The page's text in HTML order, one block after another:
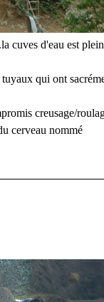
cuves d'eau est
qui ont
creusage/
cerveau nommé